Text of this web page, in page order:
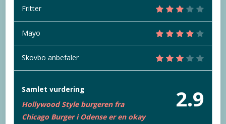
Fritter
Mayo
Skovbo anbefaler
2.9
Samlet vurdering
Hollywood Style burgeren fra
Chicago Burger i Odense er en okay